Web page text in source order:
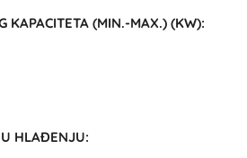
KAPACITETA (MIN.-MAX.) (KW):
U HLAĐENJU: